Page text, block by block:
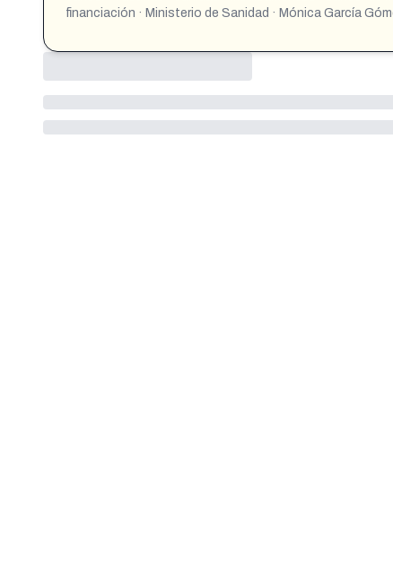
financiación · Ministerio de Sanidad · Mónica García